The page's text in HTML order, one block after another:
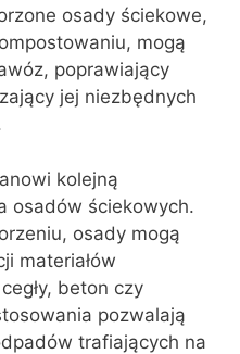
osady ściekowe,
mogą
poprawiający
jej niezbędnych
kolejną
osadów ściekowych.
osady mogą
materiałów
beton czy
pozwalają
trafiających na